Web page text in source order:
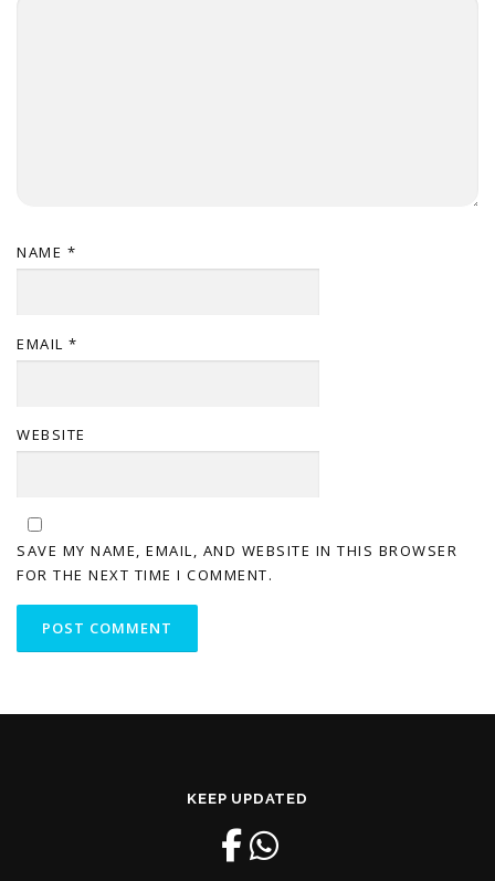
NAME *
EMAIL *
WEBSITE
SAVE MY NAME, EMAIL, AND WEBSITE IN THIS BROWSER
FOR THE NEXT TIME I COMMENT.
KEEP UPDATED